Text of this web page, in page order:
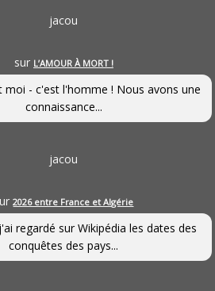
jacou
sur L’AMOUR À MORT !
moi - c'est l'homme ! Nous avons une
connaissance...
jacou
2026 entre France et Algérie
regardé sur Wikipédia les dates des
conquêtes des pays...